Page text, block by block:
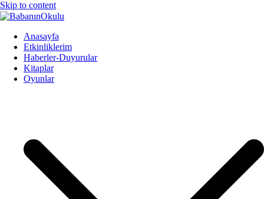
Skip to content
BabanınOkulu
Babanınokulu
Anasayfa
Etkinliklerim
Haberler-Duyurular
Kitaplar
Oyunlar